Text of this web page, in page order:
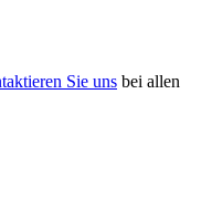
Sie uns bei allen